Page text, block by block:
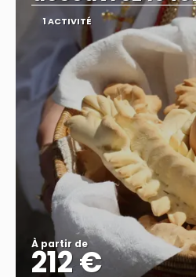
1 ACTIVITÉ
À partir de
212 €